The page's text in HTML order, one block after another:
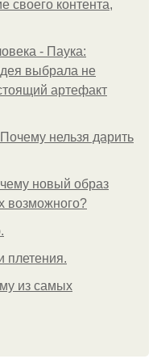
своего контента,
- Паука:
выбрала не
артефакт
нельзя дарить
новый образ
возможного?
плетения.
из самых